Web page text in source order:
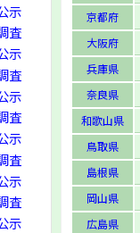
京都府
大阪府
兵庫県
奈良県
和歌山県
鳥取県
島根県
岡山県
広島県
示
査
示
査
示
査
示
査
示
査
示